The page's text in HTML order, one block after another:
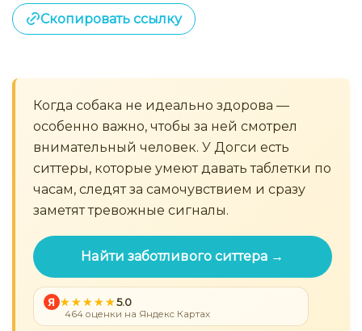
Скопировать ссылку
Когда собака не идеально здорова —
особенно важно, чтобы за ней смотрел
внимательный человек. У Догси есть
ситтеры, которые умеют давать таблетки по
часам, следят за самочувствием и сразу
заметят тревожные сигналы.
Найти заботливого ситтера →
Я 5.0
464 оценки на Яндекс Картах